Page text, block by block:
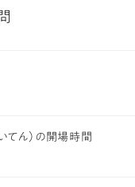
てん）の開場時間